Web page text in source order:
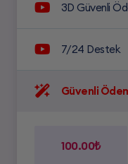
3D Güvenli
7/24 Destek
Güvenli
100.00₺